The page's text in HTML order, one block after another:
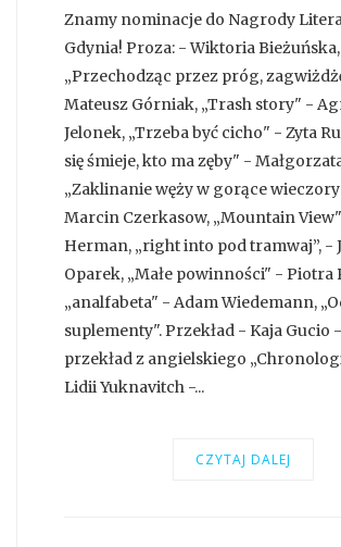
Znamy nominacje do Nagrody
Gdynia! Proza: - Wiktoria Bieżuńska,
„Przechodząc przez próg,
Mateusz Górniak, „Trash story" -
Jelonek, „Trzeba być cicho" - Zyta
się śmieje, kto ma zęby" -
„Zaklinanie węży w gorące
Marcin Czerkasow, „Mountain
Herman, „right into pod tramwaj”, -
Oparek, „Małe powinności" - Piotra
„analfabeta" - Adam Wiedemann,
suplementy". Przekład - Kaja Gucio
przekład z angielskiego
Lidii Yuknavitch -...
CZYTAJ DALEJ